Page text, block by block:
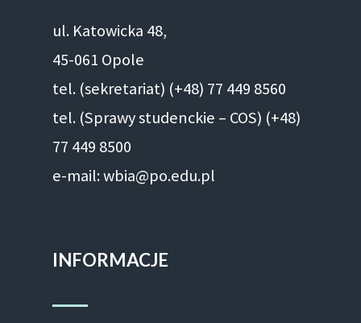
ul. Ka­to­wic­ka 48,
45-061 Opole
tel. (sekretariat) (+48) 77 449 8560
tel. (Sprawy studenckie – COS) (+48)
77 449 8500
e-mail: wbia@po.edu.pl
INFORMACJE